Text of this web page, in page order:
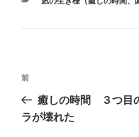
投
ナ
前
の
投
前
癒しの時間 ３つ目
ラが壊れた